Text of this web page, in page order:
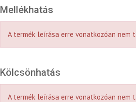
Mellékhatás
A termék leírása erre vonatkozóan nem
Kölcsönhatás
A termék leírása erre vonatkozóan nem